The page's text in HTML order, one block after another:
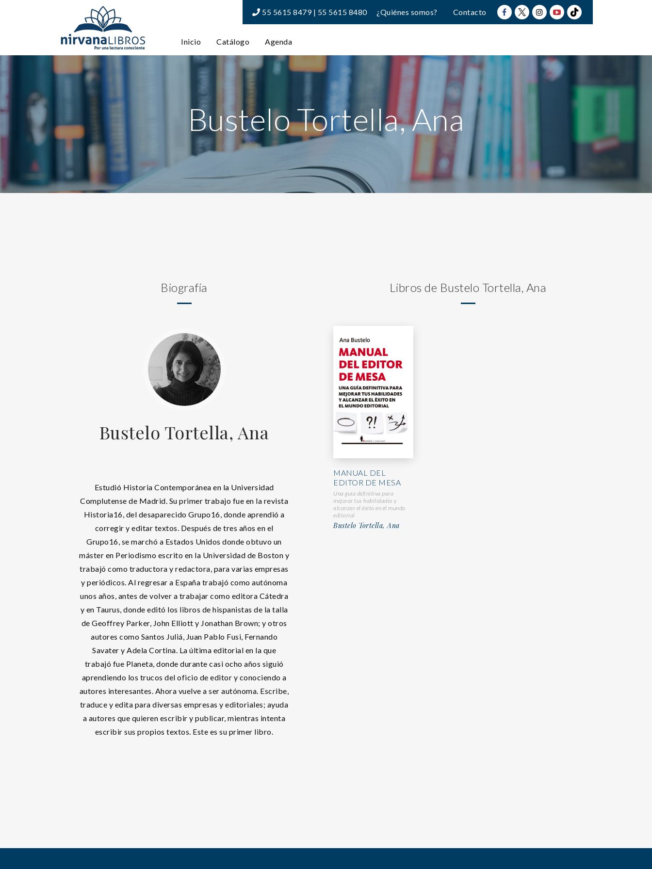
55 5615 8479 | 55 5615 8480 ¿Quiénes somos? Contacto
Inicio Catálogo Agenda
Bustelo Tortella, Ana
Biografía
Bustelo Tortella, Ana
Estudió Historia Contemporánea en la Universidad
Complutense de Madrid. Su primer trabajo fue en la revista
Historia16, del desaparecido Grupo16, donde aprendió a
corregir y editar textos. Después de tres años en el
Grupo16, se marchó a Estados Unidos donde obtuvo un
máster en Periodismo escrito en la Universidad de Boston y
trabajó como traductora y redactora, para varias empresas
y periódicos. Al regresar a España trabajó como autónoma
unos años, antes de volver a trabajar como editora Cátedra
y en Taurus, donde editó los libros de hispanistas de la talla
de Geoffrey Parker, John Elliott y Jonathan Brown; y otros
autores como Santos Juliá, Juan Pablo Fusi, Fernando
Savater y Adela Cortina. La última editorial en la que
trabajó fue Planeta, donde durante casi ocho años siguió
aprendiendo los trucos del oficio de editor y conociendo a
autores interesantes. Ahora vuelve a ser autónoma. Escribe,
traduce y edita para diversas empresas y editoriales; ayuda
a autores que quieren escribir y publicar, mientras intenta
escribir sus propios textos. Este es su primer libro.
Libros de Bustelo Tortella, Ana
MANUAL DEL
EDITOR DE MESA
Una guía definitiva para
mejorar tus habilidades y
alcanzar el éxito en el mundo
editorial
Bustelo Tortella, Ana